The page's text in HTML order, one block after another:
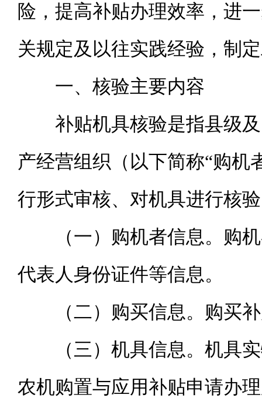
险，提高补贴办理效率，进
关规定及以往实践经验，制
一、核验主要内容
补贴机具核验是指县级
产经营组织（以下简称“购机
行形式审核、对机具进行核
（一）购机者信息。购
代表人身份证件等信息。
（二）购买信息。购买
（三）机具信息。机具
农机购置与应用补贴申请办